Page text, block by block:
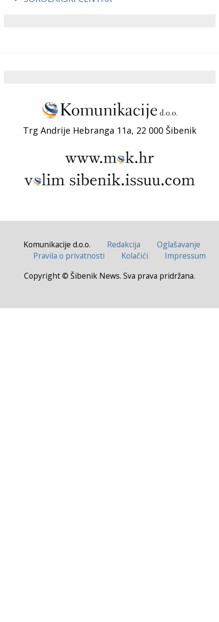
Trg Andrije Hebranga 11a, 22 000 Šibenik
Komunikacije d.o.o. Redakcija
Oglašavanje
Pravila o privatnosti
Kolačići
Impressum
Copyright © Šibenik News. Sva prava pridržana.